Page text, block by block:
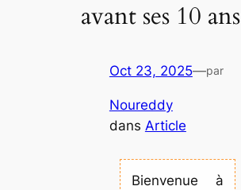
avant ses 10 ans
Oct 23, 2025—par
Noureddy
dans Article
Bienvenue à